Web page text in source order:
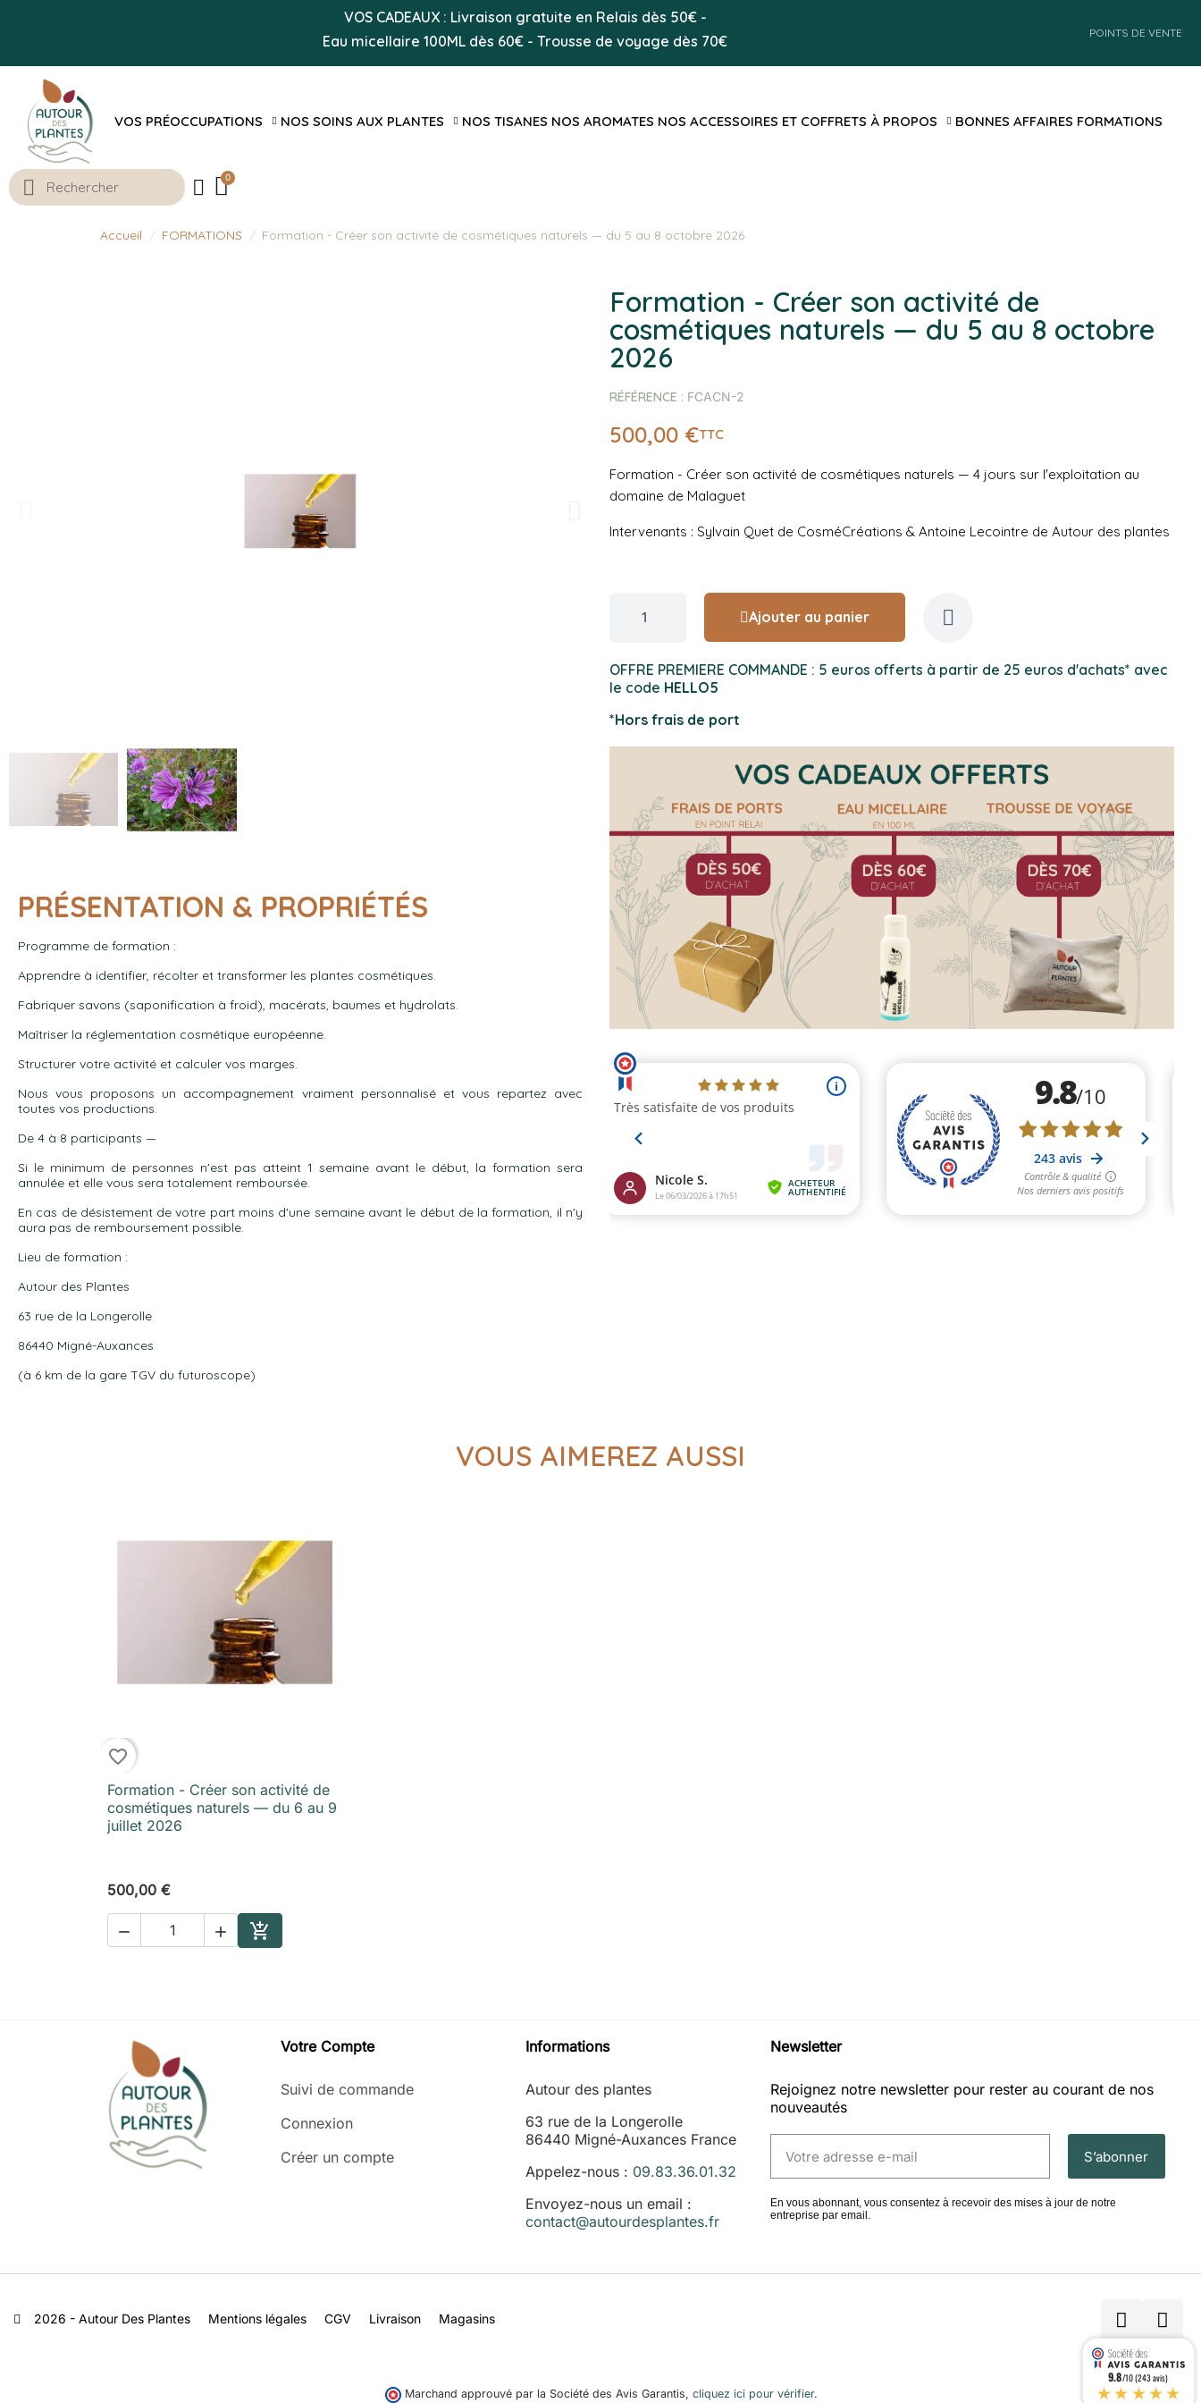
VOS CADEAUX : Livraison gratuite en Relais dès 50€-
Eau micellaire 100ML dès 60€ -Trousse de voyage dès 70€ POINTS DE VENTE
VOS PRÉOCCUPATIONS NOS SOINS AUX PLANTES NOS TISANES NOS AROMATES NOS ACCESSOIRES ET COFFRETS À PROPOS BONNES AFFAIRES FORMATIONS
Accueil FORMATIONS Formation - Créer son activité de cosmétiques naturels — du 5 au 8 octobre 2026
PRÉSENTATION & PROPRIÉTÉS
Programme de formation :
Apprendre à identifier, récolter et transformer les plantes cosmétiques.
Fabriquer savons (saponification à froid), macérats, baumes et hydrolats.
Maîtriser la réglementation cosmétique européenne.
Structurer votre activité et calculer vos marges.
Nous vous proposons un accompagnement vraiment personnalisé et vous repartez avec
toutes vos productions.
De 4 à 8 participants —
Si le minimum de personnes n'est pas atteint 1 semaine avant le début, la formation sera
annulée et elle vous sera totalement remboursée.
En cas de désistement de votre part moins d'une semaine avant le début de la formation, il n'y
aura pas de remboursement possible.
Lieu de formation :
Autour des Plantes
63 rue de la Longerolle
86440 Migné-Auxances
(à 6 km de la gare TGV du futuroscope)
Formation - Créer son activité de
cosmétiques naturels — du 5 au 8 octobre
2026
RÉFÉRENCE FCACN-2
500,00 €TTC
Formation - Créer son activité de cosmétiques naturels — 4 jours sur l'exploitation au
domaine de Malaguet
Intervenants : Sylvain Quet de CosméCréations & Antoine Lecointre de Autour des plantes
Ajouter au panier
OFFRE PREMIERE COMMANDE : 5 euros offerts à partir de 25 euros d'achats* avec
le code HELLO5
*Hors frais de port
VOUS AIMEREZ AUSSI
favorite_border
 Aperçu rapide
Formation - Créer son activité de
cosmétiques naturels — du 6 au 9
juillet 2026
500,00 €
  
Ajouter au panier
Votre Compte
Suivi de commande
Connexion
Créer un compte
Informations
Autour des plantes
63 rue de la Longerolle
86440 Migné-Auxances France
Appelez-nous : 09.83.36.01.32
Envoyez-nous un email :
contact@autourdesplantes.fr
Newsletter
Rejoignez notre newsletter pour rester au courant de nos
nouveautés
S’abonner
En vous abonnant, vous consentez à recevoir des mises à jour de notre
entreprise par email.
2026 - Autour Des Plantes Mentions légales CGV Livraison Magasins
Marchand approuvé par la Société des Avis Garantis, cliquez ici pour vérifier.
9.8/10 (243 avis)
★★★★★